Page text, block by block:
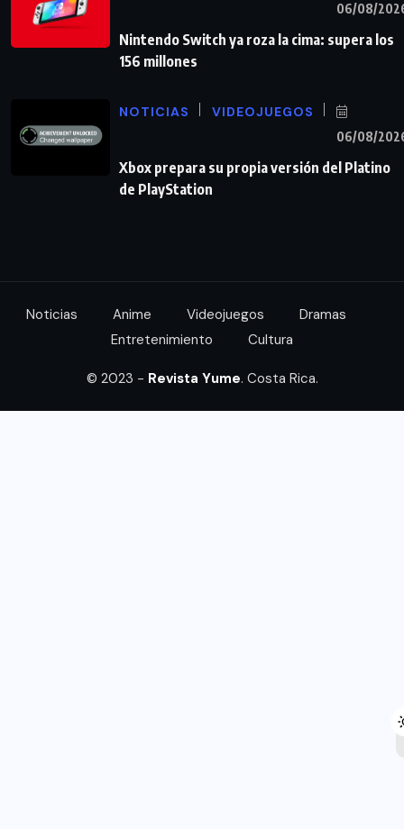
06/08/
Nintendo Switch ya roza la cima: supera los
156 millones
NOTICIAS VIDEOJUEGOS
06/08/
Xbox prepara su propia versión del Platino
de PlayStation
Noticias Anime Videojuegos
Dramas
Entretenimiento
Cultura
© 2023 - Revista Yume. Costa Rica.